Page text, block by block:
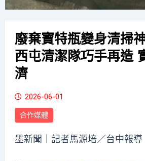
廢棄寶特瓶變身清掃
西屯清潔隊巧手再造
濟
2026-06-01
合作媒體
墨新聞 ｜記者馬源培／台中報導